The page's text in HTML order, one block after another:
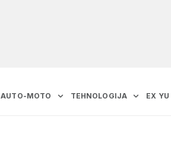
AUTO-MOTO TEHNOLOGIJA EX YU